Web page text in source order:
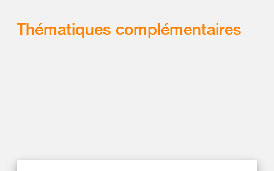
Thématiques complémentaires